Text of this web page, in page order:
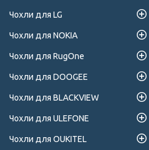
Чохли для LG
Чохли для NOKIA
Чохли для RugOne
Чохли для DOOGEE
Чохли для BLACKVIEW
Чохли для ULEFONE
Чохли для OUKITEL